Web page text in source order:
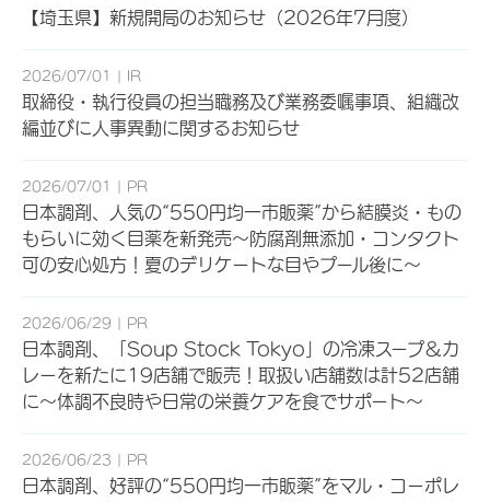
【埼玉県】新規開局のお知らせ（2026年7月度）
2026/07/01 IR
取締役・執行役員の担当職務及び業務委嘱事項、組織改
編並びに人事異動に関するお知らせ
2026/07/01 PR
日本調剤、人気の“550円均一市販薬”から結膜炎・もの
もらいに効く目薬を新発売～防腐剤無添加・コンタクト
可の安心処方！夏のデリケートな目やプール後に～
2026/06/29 PR
日本調剤、「Soup Stock Tokyo」の冷凍スープ＆カ
レーを新たに19店舗で販売！取扱い店舗数は計52店舗
に～体調不良時や日常の栄養ケアを食でサポート～
2026/06/23 PR
日本調剤、好評の“550円均一市販薬”をマル・コーポレ